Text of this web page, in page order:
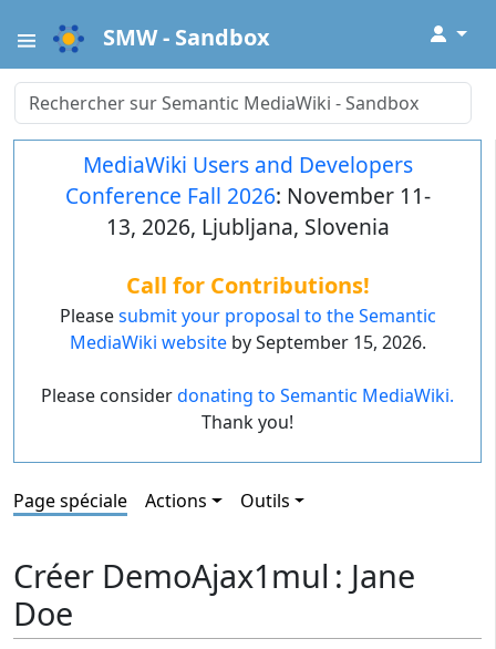
SMW - Sandbox ↓
MediaWiki Users and Developers
Conference Fall 2026: November 11-
13, 2026, Ljubljana, Slovenia
Call for Contributions!
Pleasesubmit your proposal to the Semantic
MediaWiki websiteby September 15, 2026.
Please considerdonating to Semantic MediaWiki.
Thank you!
Page spéciale Actions Outils
Créer DemoAjax1mul : Jane
Doe